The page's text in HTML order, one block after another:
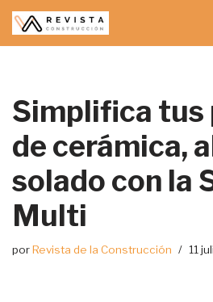
Saltar
Simplifica tus
de cerámica,
solado con la
Multi
porRevista de la Construcción 11